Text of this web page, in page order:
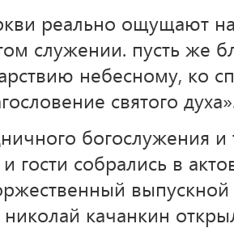
реально ощущают
служении. пусть же
небесному, ко
святого
богослужения
гости собрались в
качанкин